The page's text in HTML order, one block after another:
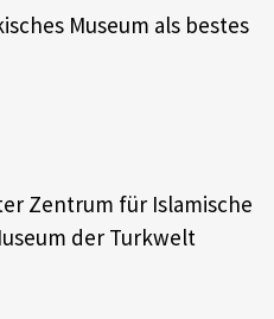
Museum als bestes
Zentrum für Islamische
der Turkwelt